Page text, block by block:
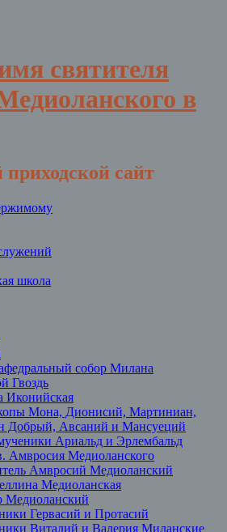
святителя
в
сайт
школа
собор Милана
Гвоздь
Иконийская
Мона, Дионисий, Мартиниан,
Добрый, Авсаний и Мансуеций
Ариальд и Эрлембальд
Амвросия Медиоланского
Амвросий Медиоланский
Медиоланская
Медиоланский
Гервасий и Протасий
Виталий и Валерия Миланские